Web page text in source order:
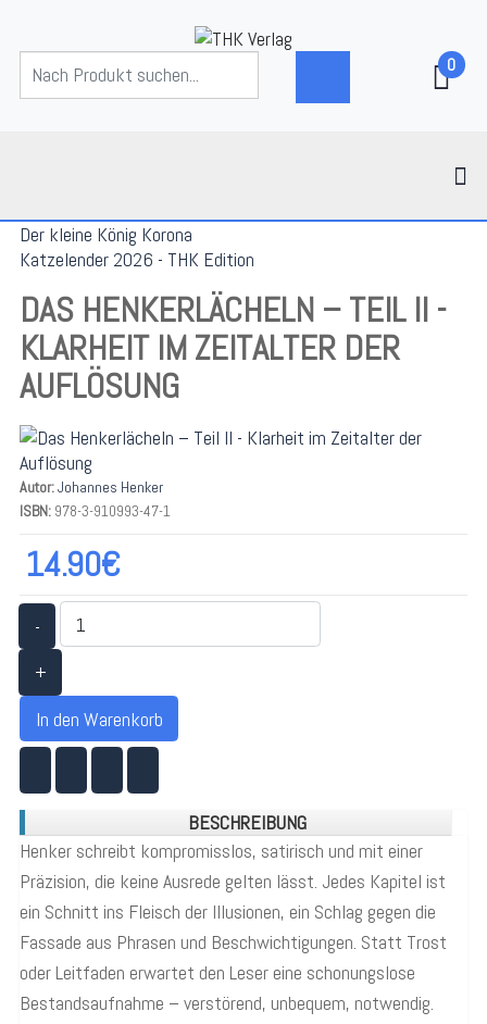
0
Der kleine König Korona
Katzelender 2026 - THK Edition
DAS HENKERLÄCHELN – TEIL II -
KLARHEIT IM ZEITALTER DER
AUFLÖSUNG
Autor:Johannes Henker
ISBN: 978-3-910993-47-1
14.90€
-
+
In den Warenkorb
BESCHREIBUNG
Henker schreibt kompromisslos, satirisch und mit einer
Präzision, die keine Ausrede gelten lässt. Jedes Kapitel ist
ein Schnitt ins Fleisch der Illusionen, ein Schlag gegen die
Fassade aus Phrasen und Beschwichtigungen. Statt Trost
oder Leitfaden erwartet den Leser eine schonungslose
Bestandsaufnahme – verstörend, unbequem, notwendig.